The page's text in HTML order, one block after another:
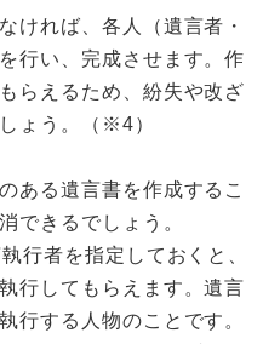
ければ、各人（遺言者・
行い、完成させます。作
らえるため、紛失や改ざ
ょう。（※4）
ある遺言書を作成するこ
できるでしょう。
行者を指定しておくと、
行してもらえます。遺言
行する人物のことです。